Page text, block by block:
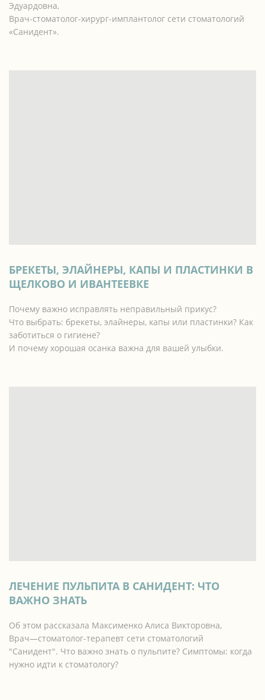
Эдуардовна,
Врач-стоматолог-хирург-имплантолог сети стоматологий
«Санидент».
БРЕКЕТЫ, ЭЛАЙНЕРЫ, КАПЫ И ПЛАСТИНКИ В
ЩЕЛКОВО И ИВАНТЕЕВКЕ
Почему важно исправлять неправильный прикус?
Что выбрать: брекеты, элайнеры, капы или пластинки? Как
заботиться о гигиене?
И почему хорошая осанка важна для вашей улыбки.
ЛЕЧЕНИЕ ПУЛЬПИТА В САНИДЕНТ: ЧТО
ВАЖНО ЗНАТЬ
Об этом рассказала Максименко Алиса Викторовна,
Врач—стоматолог-терапевт сети стоматологий
"Санидент". Что важно знать о пульпите? Симптомы: когда
нужно идти к стоматологу?